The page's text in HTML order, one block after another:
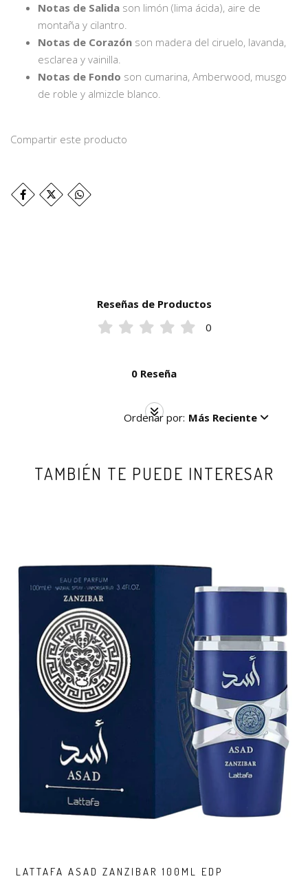
Notas de Salida son limón (lima ácida), aire de
montaña y cilantro.
Notas de Corazón son madera del ciruelo, lavanda,
esclarea y vainilla.
Notas de Fondo son cumarina, Amberwood, musgo
de roble y almizcle blanco.
Compartir este producto
Reseñas de Productos
0
0 Reseña
Ordenar por: Más Reciente
TAMBIÉN TE PUEDE INTERESAR
LATTAFA ASAD ZANZIBAR 100ML EDP